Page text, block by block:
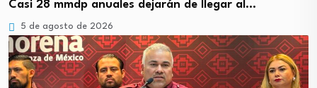
Casi 28 mmdp anuales dejarán de llegar al…
5 de agosto de 2026